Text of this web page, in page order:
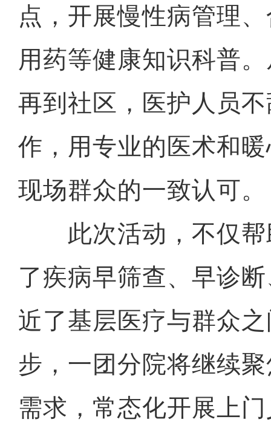
点，开展慢性病管理
用药等健康知识科普
再到社区，医护人员
作，用专业的医术和
现场群众的一致认可。
此次活动，不仅帮
了疾病早筛查、早诊
近了基层医疗与群众
步，一团分院将继续
需求，常态化开展上